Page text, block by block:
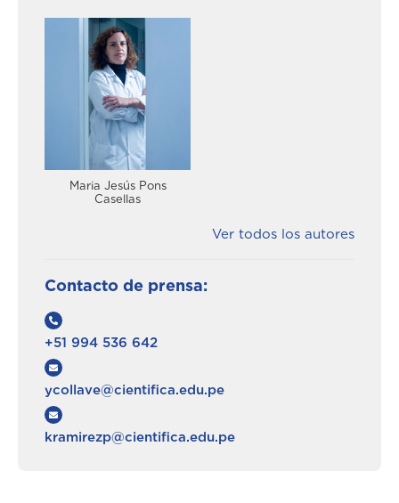
Maria Jesús Pons
Casellas
Ver todos los autores
Contacto de prensa:
+51 994 536 642
ycollave@cientifica.edu.pe
kramirezp@cientifica.edu.pe